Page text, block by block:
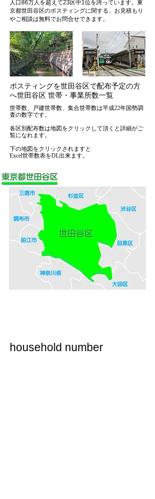
人口86万人を超えて23区中1位を誇っています。東
京都世田谷区のポスティングに関する、お見積もり
やご相談は無料でお問合せできます。
ポスティングを世田谷区で配布予定の方
へ世田谷区 世帯・事業所数一覧
世帯数、戸建世帯数、集合世帯数は平成22年国勢調
査の数字です。
各区別配布数は地図をクリックして頂くと詳細がご
覧になれます。
下の地図をクリックされますと
Excel世帯数表をDL出来ます。
household number